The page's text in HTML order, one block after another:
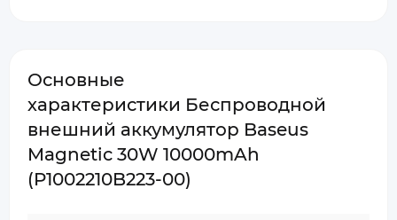
Основные
характеристики Беспроводной
внешний аккумулятор Baseus
Magnetic 30W 10000mAh
(P1002210B223-00)